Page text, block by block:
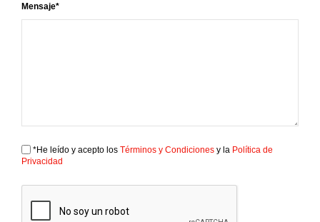
Mensaje*
*He leído y acepto los Términos y Condiciones y la Política de
Privacidad